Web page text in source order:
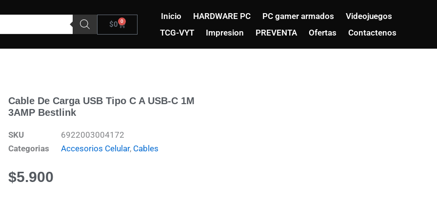
$0 0
Carrito
Inicio HARDWARE PC PC gamer armados
Videojuegos
TCG-VYT
Impresion PREVENTA Ofertas Contactenos
Cable De Carga USB Tipo C A USB-C 1M
3AMP Bestlink
SKU
6922003004172
Categorias
Accesorios Celular, Cables
$5.900